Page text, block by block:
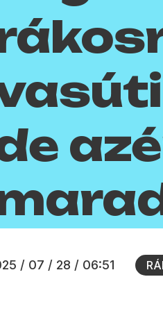
/ 07 / 28 / 06:51